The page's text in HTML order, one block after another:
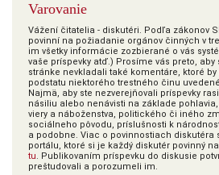
Varovanie
Vážení čitatelia - diskutéri. Podľa zákonov
povinní na požiadanie orgánov činných v
im všetky informácie zozbierané o vás
vaše príspevky atď.) Prosíme vás preto,
stránke nevkladali také komentáre, ktoré
podstatu niektorého trestného činu
Najmä, aby ste nezverejňovali príspevky
násiliu alebo nenávisti na základe pohlavia,
viery a náboženstva, politického či iného
sociálneho pôvodu, príslušnosti k
a podobne. Viac o povinnostiach diskutéra
portálu, ktoré si je každý diskutér povinný
tu. Publikovaním príspevku do diskusie
preštudovali a porozumeli im.